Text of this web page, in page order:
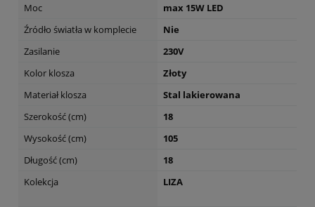
Moc
max 15W LED
Źródło światła w komplecie
Nie
Zasilanie
230V
Kolor klosza
Złoty
Materiał klosza
Stal lakierowana
Szerokość (cm)
18
Wysokość (cm)
105
Długość (cm)
18
Kolekcja
LIZA